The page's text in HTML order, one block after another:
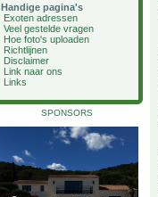
Handige pagina's
Exoten adressen
Veel gestelde vragen
Hoe foto's uploaden
Richtlijnen
Disclaimer
Link naar ons
Links
SPONSORS